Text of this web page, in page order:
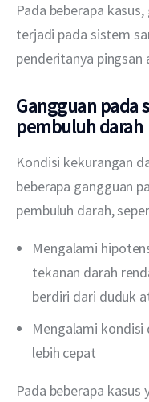
Pada beberapa
terjadi pada sistem
penderitanya pingsan
Gangguan pada
pembuluh darah
Kondisi kekurangan
beberapa gangguan
pembuluh darah,
Mengalami
tekanan darah
berdiri dari duduk
Mengalami
lebih cepat
Pada beberapa